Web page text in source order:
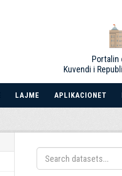
Portalin
Kuvendi i
LAJME APLIKACIONET